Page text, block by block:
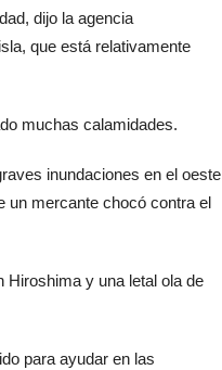
dijo la agencia
que está relativamente
muchas calamidades.
inundaciones en el oeste
un mercante chocó contra el
Hiroshima y una letal ola de
para ayudar en las